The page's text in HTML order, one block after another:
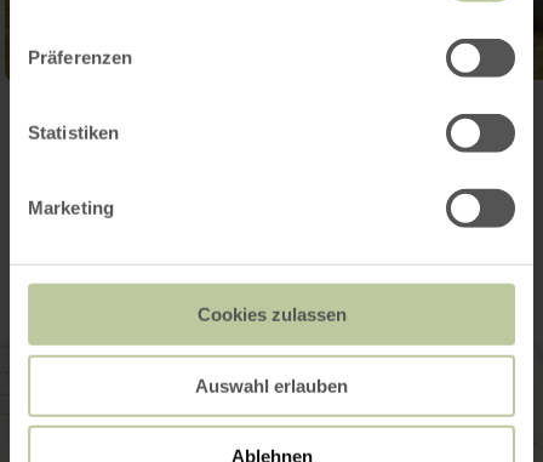
Präferenzen
Statistiken
Marketing
Cookies zulassen
Auswahl erlauben
Ablehnen
Kontakt